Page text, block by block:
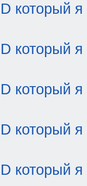
который я
который я
который я
который я
который я